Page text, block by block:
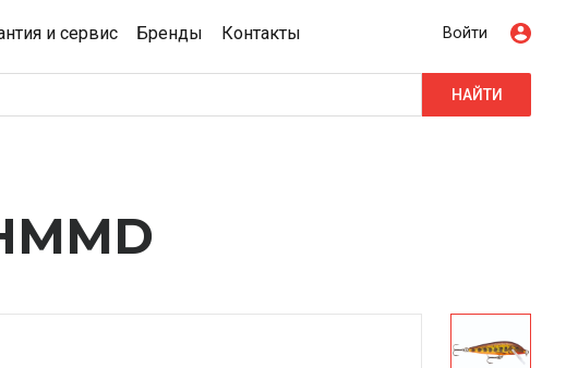
и сервис Бренды Контакты Войти
НАЙТИ